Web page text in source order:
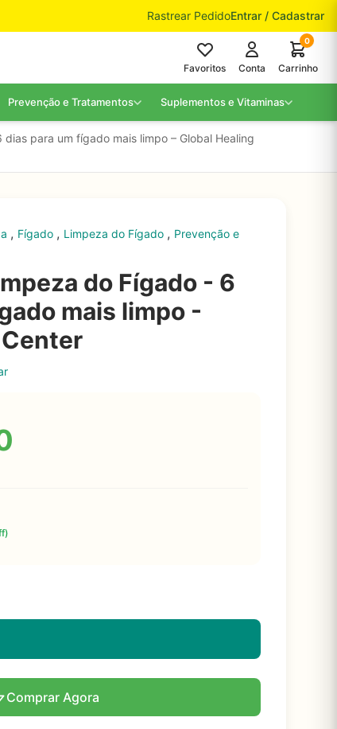
Rastrear PedidoEntrar / Cadastrar
Favoritos Conta
0
Carrinho
Prevenção e Tratamentos Suplementos e Vitaminas
para um fígado mais limpo – Global Healing
, Fígado , Limpeza do Fígado , Prevenção e
do Fígado - 6
mais limpo -
Comprar Agora